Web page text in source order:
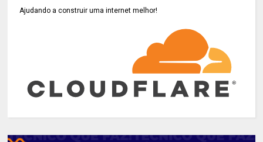
Ajudando a construir uma internet melhor!